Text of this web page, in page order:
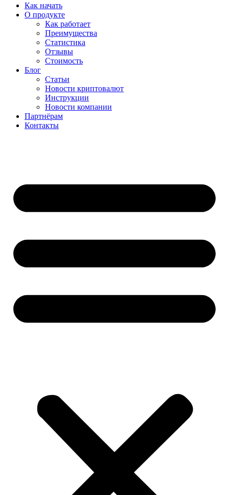
Как начать
О продукте
Как работает
Преимущества
Статистика
Отзывы
Стоимость
Блог
Статьи
Новости криптовалют
Инструкции
Новости компании
Партнёрам
Контакты